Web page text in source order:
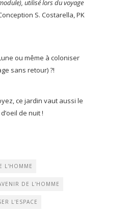
utilisé lors du voyage
S. Costarella, PK
ou même à coloniser
sans retour) ?!
ce jardin vaut aussi le
de nuit !
L'HOMME
DE L'HOMME
L'ESPACE